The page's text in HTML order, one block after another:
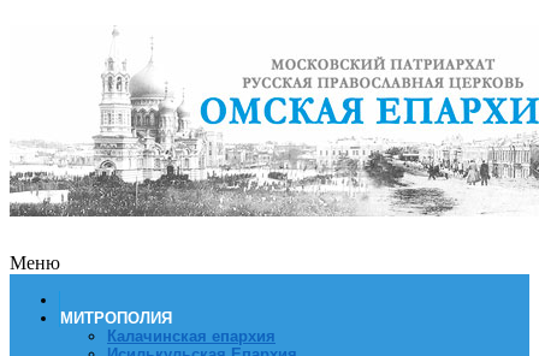
Меню
МИТРОПОЛИЯ
Калачинская епархия